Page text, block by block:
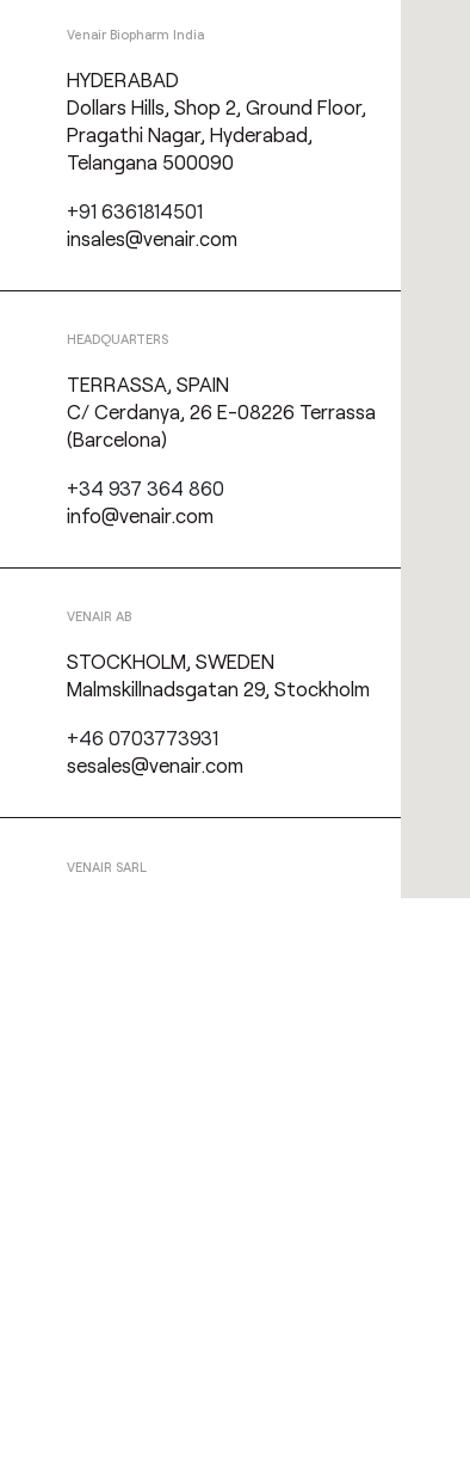
Venair Biopharm India
HYDERABAD
Dollars Hills, Shop 2, Ground Floor,
Pragathi Nagar, Hyderabad,
Telangana 500090
+91 6361814501
insales@venair.com
HEADQUARTERS
TERRASSA, SPAIN
C/ Cerdanya, 26 E-08226 Terrassa
(Barcelona)
+34 937 364 860
info@venair.com
VENAIR AB
STOCKHOLM, SWEDEN
Malmskillnadsgatan 29, Stockholm
+46 0703773931
sesales@venair.com
VENAIR SARL